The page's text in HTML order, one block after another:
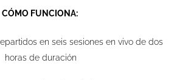
CÓMO FUNCIONA:
en seis sesiones en vivo de dos
horas de duración